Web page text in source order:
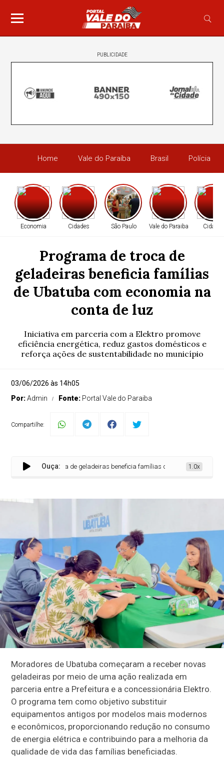
PUBLICIDADE
Home Vale do Paraíba Brasil Polícia
Economia Cidades São Paulo Vale do Paraiba Cidades
Programa de troca de
geladeiras beneficia famílias
de Ubatuba com economia na
conta de luz
Iniciativa em parceria com a Elektro promove
eficiência energética, reduz gastos domésticos e
reforça ações de sustentabilidade no município
03/06/2026 às 14h05
Por:Admin Fonte: Portal Vale do Paraiba
Compartilhe:
Ouça:
Programa de troca de geladeiras beneficia famílias de Ubatuba com
1.0x
Moradores de Ubatuba começaram a receber novas
geladeiras por meio de uma ação realizada em
parceria entre a Prefeitura e a concessionária Elektro.
O programa tem como objetivo substituir
equipamentos antigos por modelos mais modernos
e econômicos, proporcionando redução no consumo
de energia elétrica e contribuindo para a melhoria da
qualidade de vida das famílias beneficiadas.